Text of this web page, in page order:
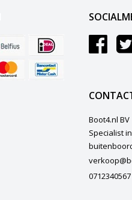
Boot4.nl BV
Specialist
0712340567